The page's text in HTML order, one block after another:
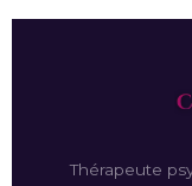
Thérapeute